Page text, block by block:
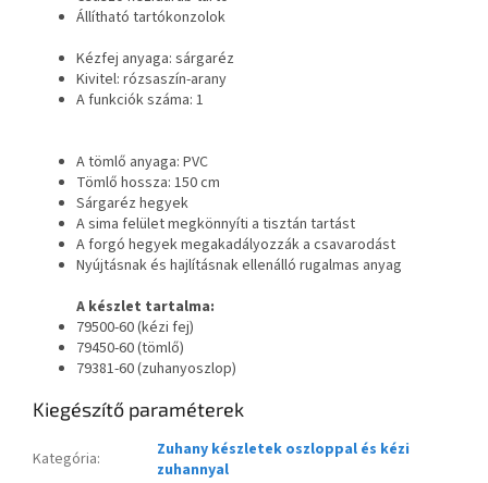
Állítható tartókonzolok
Kézfej anyaga: sárgaréz
Kivitel: rózsaszín-arany
A funkciók száma: 1
A tömlő anyaga: PVC
Tömlő hossza: 150 cm
Sárgaréz hegyek
A sima felület megkönnyíti a tisztán tartást
A forgó hegyek megakadályozzák a csavarodást
Nyújtásnak és hajlításnak ellenálló rugalmas anyag
A készlet tartalma:
79500-60 (kézi fej)
79450-60 (tömlő)
79381-60 (zuhanyoszlop)
Kiegészítő paraméterek
Kategória:
Zuhany készletek oszloppal és kézi
zuhannyal